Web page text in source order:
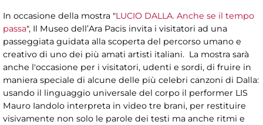
In occasione della mostra "LUCIO DALLA. Anche se il tempo
passa", Il Museo dell’Ara Pacis invita i visitatori ad una
passeggiata guidata alla scoperta del percorso umano e
creativo di uno dei più amati artisti italiani. La mostra sarà
anche l'occasione per i visitatori, udenti e sordi, di fruire in
maniera speciale di alcune delle più celebri canzoni di Dalla:
usando il linguaggio universale del corpo il performer LIS
Mauro Iandolo interpreta in video tre brani, per restituire
visivamente non solo le parole dei testi ma anche ritmi e